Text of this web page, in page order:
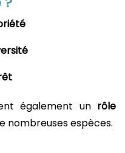
également un rôle
nombreuses espèces.